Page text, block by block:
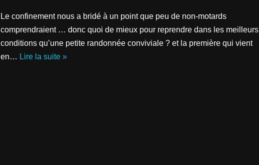
Le confinement nous a bridé à un point que peu de non-motards
comprendraient … donc quoi de mieux pour reprendre dans les meilleurs
conditions qu’une petite randonnée conviviale ? et la première qui vient
en… Lire la suite »